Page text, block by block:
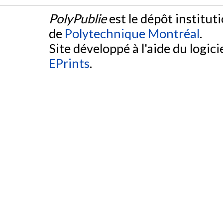
PolyPublieest le dépôt
de Polytechnique Montréal.
Site développé à l'aide du
EPrints.